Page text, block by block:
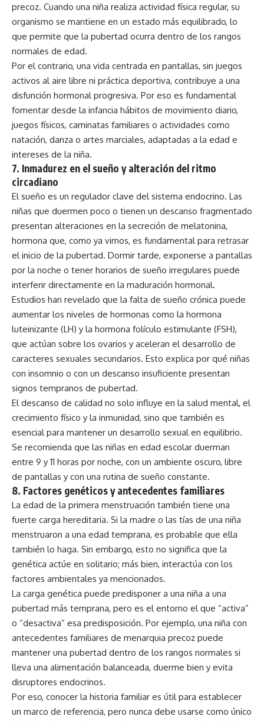
precoz. Cuando una niña realiza actividad física regular, su
organismo se mantiene en un estado más equilibrado, lo
que permite que la pubertad ocurra dentro de los rangos
normales de edad.
Por el contrario, una vida centrada en pantallas, sin juegos
activos al aire libre ni práctica deportiva, contribuye a una
disfunción hormonal progresiva. Por eso es fundamental
fomentar desde la infancia hábitos de movimiento diario,
juegos físicos, caminatas familiares o actividades como
natación, danza o artes marciales, adaptadas a la edad e
intereses de la niña.
7. Inmadurez en el sueño y alteración del ritmo
circadiano
El sueño es un regulador clave del sistema endocrino. Las
niñas que duermen poco o tienen un descanso fragmentado
presentan alteraciones en la secreción de melatonina,
hormona que, como ya vimos, es fundamental para retrasar
el inicio de la pubertad. Dormir tarde, exponerse a pantallas
por la noche o tener horarios de sueño irregulares puede
interferir directamente en la maduración hormonal.
Estudios han revelado que la falta de sueño crónica puede
aumentar los niveles de hormonas como la hormona
luteinizante (LH) y la hormona folículo estimulante (FSH),
que actúan sobre los ovarios y aceleran el desarrollo de
caracteres sexuales secundarios. Esto explica por qué niñas
con insomnio o con un descanso insuficiente presentan
signos tempranos de pubertad.
El descanso de calidad no solo influye en la salud mental, el
crecimiento físico y la inmunidad, sino que también es
esencial para mantener un desarrollo sexual en equilibrio.
Se recomienda que las niñas en edad escolar duerman
entre 9 y 11 horas por noche, con un ambiente oscuro, libre
de pantallas y con una rutina de sueño constante.
8. Factores genéticos y antecedentes familiares
La edad de la primera menstruación también tiene una
fuerte carga hereditaria. Si la madre o las tías de una niña
menstruaron a una edad temprana, es probable que ella
también lo haga. Sin embargo, esto no significa que la
genética actúe en solitario; más bien, interactúa con los
factores ambientales ya mencionados.
La carga genética puede predisponer a una niña a una
pubertad más temprana, pero es el entorno el que “activa”
o “desactiva” esa predisposición. Por ejemplo, una niña con
antecedentes familiares de menarquia precoz puede
mantener una pubertad dentro de los rangos normales si
lleva una alimentación balanceada, duerme bien y evita
disruptores endocrinos.
Por eso, conocer la historia familiar es útil para establecer
un marco de referencia, pero nunca debe usarse como único